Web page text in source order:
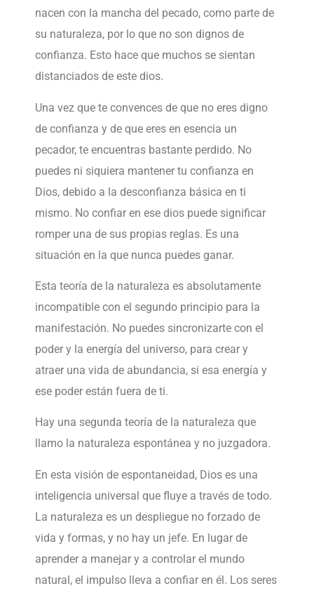
nacen con la mancha del pecado, como parte de
su naturaleza, por lo que no son dignos de
confianza. Esto hace que muchos se sientan
distanciados de este dios.
Una vez que te convences de que no eres digno
de confianza y de que eres en esencia un
pecador, te encuentras bastante perdido. No
puedes ni siquiera mantener tu confianza en
Dios, debido a la desconfianza básica en ti
mismo. No confiar en ese dios puede significar
romper una de sus propias reglas. Es una
situación en la que nunca puedes ganar.
Esta teoría de la naturaleza es absolutamente
incompatible con el segundo principio para la
manifestación. No puedes sincronizarte con el
poder y la energía del universo, para crear y
atraer una vida de abundancia, si esa energía y
ese poder están fuera de ti.
Hay una segunda teoría de la naturaleza que
llamo la naturaleza espontánea y no juzgadora.
En esta visión de espontaneidad, Dios es una
inteligencia universal que fluye a través de todo.
La naturaleza es un despliegue no forzado de
vida y formas, y no hay un jefe. En lugar de
aprender a manejar y a controlar el mundo
natural, el impulso lleva a confiar en él. Los seres